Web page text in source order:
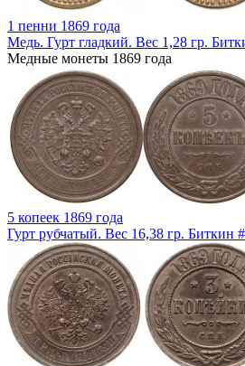
1 пенни 1869 года
Медь. Гурт гладкий. Вес 1,28 гр.
Медные монеты 1869 года
5 копеек 1869 года
Гурт рубчатый. Вес 16,38 гр. Биткин